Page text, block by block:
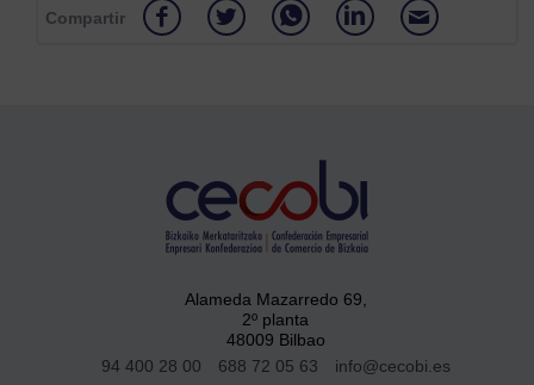
Compartir
Alameda Mazarredo 69,
2º planta
48009 Bilbao
94 400 28 00
688 72 05 63 info@cecobi.es